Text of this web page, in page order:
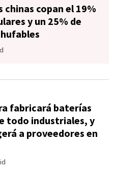
chinas copan el 19%
y un 25% de
fabricará baterías
todo industriales, y
a proveedores en